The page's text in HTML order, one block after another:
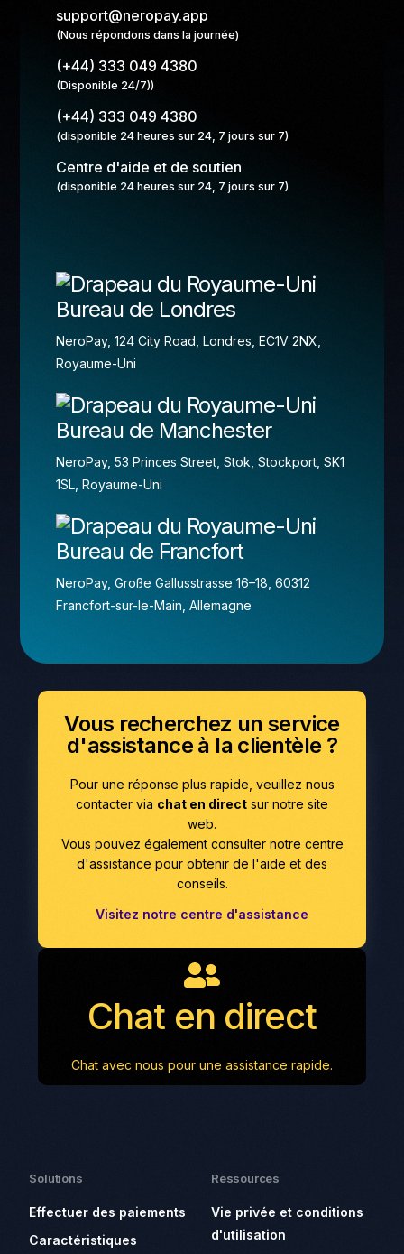
support@neropay.app
(Nous répondons dans la journée)
(+44) 333 049 4380
(Disponible 24/7))
(+44) 333 049 4380
(disponible 24 heures sur 24, 7 jours sur 7)
Centre d'aide et de soutien
(disponible 24 heures sur 24, 7 jours sur 7)
Bureau de Londres
NeroPay, 124 City Road, Londres, EC1V 2NX,
Royaume-Uni
Bureau de Manchester
NeroPay, 53 Princes Street, Stok, Stockport, SK1
1SL, Royaume-Uni
Bureau de Francfort
NeroPay, Große Gallusstrasse 16–18, 60312
Francfort-sur-le-Main, Allemagne
Vous recherchez un service
d'assistance à la clientèle ?
Pour une réponse plus rapide, veuillez nous
contacter via chat en direct sur notre site
web.
Vous pouvez également consulter notre centre
d'assistance pour obtenir de l'aide et des
conseils.
Visitez notre centre d'assistance
Chat en direct
Chat avec nous pour une assistance rapide.
Solutions
Effectuer des paiements
Caractéristiques
Ressources
Vie privée et conditions
d'utilisation